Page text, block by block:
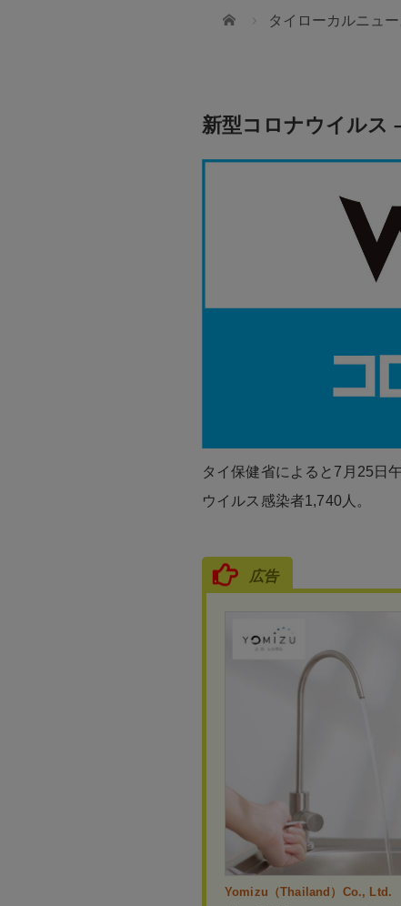
ホーム タイローカルニュー
新型コロナウイルス
タイ保健省によると7月25日
ウイルス感染者1,740人。
広告
Yomizu（Thailand）Co., Ltd.
JTBタイランド✨2027年の始
幻想的なチェンマイで迎えま
無数のランタンと華やかな花火が夜空を
ご用意しました。 ✈️航空券＋ホテル＋イ
送迎付き 🇯🇵安心の日本語ガイドサポー